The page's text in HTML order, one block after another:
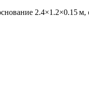
2.4×1.2×0.15